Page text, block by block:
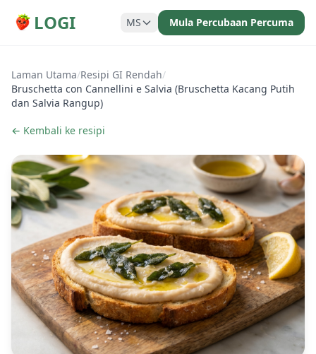
LOGI MS Mula Percubaan Percuma
Laman Utama/Resipi GI Rendah/
Bruschetta con Cannellini e Salvia (Bruschetta Kacang Putih
dan Salvia Rangup)
← Kembali ke resipi